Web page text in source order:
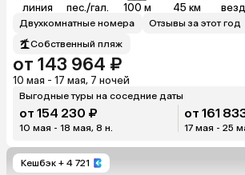
линия пес./гал. 100 м 45 км
Двухкомнатные номера
Отзывы за этот год
Собственный пляж
от 143 964 ₽
10 мая - 17 мая, 7 ночей
Выгодные туры на соседние даты
от 154 230 ₽
10 мая - 18 мая, 8 н.
от 161
17 мая - 25
Кешбэк + 4 721